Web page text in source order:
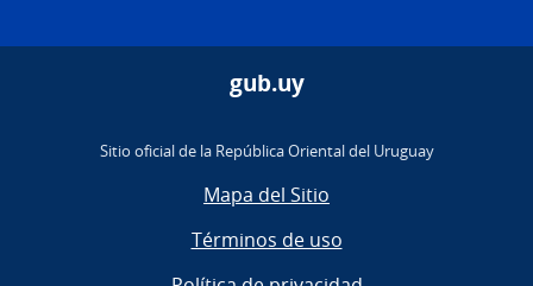
gub.uy
Sitio oficial de la República Oriental del Uruguay
Mapa del Sitio
Términos de uso